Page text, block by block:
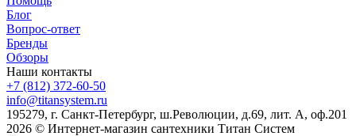
Блог
Вопрос-ответ
Бренды
Обзоры
Наши контакты
+7 (812) 372-60-50
info@titansystem.ru
195279, г. Санкт-Петербург, ш.Революции, д.69, лит. А, оф.201
2026 © Интернет-магазин сантехники Титан Систем